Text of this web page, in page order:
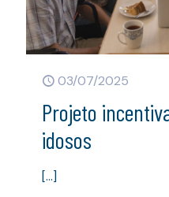
03/07/2025
Projeto
idosos
[…]